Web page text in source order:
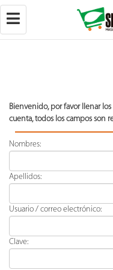
50257842524
+502
25079124
Raúl
7-
18,
3
y
Toggle
Bienvenido, por favor llenar
cuenta, todos los campos son
Nombres:
Apellidos:
Usuario / correo electrónico:
Clave: